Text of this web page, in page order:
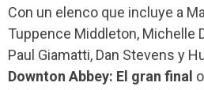
Con un elenco que incluye a
Tuppence Middleton, Michelle
Paul Giamatti, Dan Stevens y
Downton Abbey: El gran final